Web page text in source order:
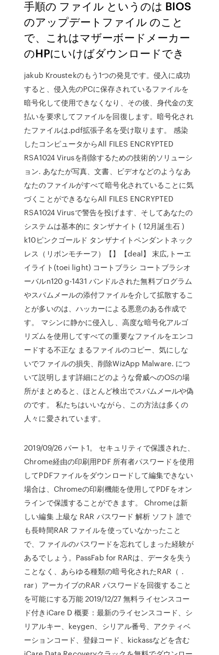
手順の ファイル というのは BIOS
のアップデートファイル のこと
で、これはマザーボードメーカー
のHPにいけばダウンロードでき
jakub Kroustekのもう1つの発見です。侵入に成功
すると、侵入先のPCに保存されているファイルを
暗号化して使用できなくなり、その後、身代金の支
払いを要求してファイルを回復します。暗号化され
たファイルは.pdf拡張子名を受け取ります。 感染
したコンピュータからAll FILES ENCRYPTED
RSA1024 Virusを削除するための技術的ソリューシ
ョン. あなたが写真、文書、ビデオなどのようなあ
なたのファイルがすべて暗号化されていることに気
づくことができるならAll FILES ENCRYPTED
RSA1024 Virusで警告を投げます、そしてあなたの
システムは基本的に タンザナイト ( 12月誕生石 )
k10ピンクゴールド タンザナイトペンダントネック
レス（リボンモチーフ）【】【deal】 末広,トーエ
イライト(toei light) コートブラシ コートブラシオ
ーバルn120 g-1431 バンドルされた無料プログラム
やスパムメールの添付ファイルを介して拡散するこ
とが多いのは、ハッカーによる悪意のある作成で
す。 マシンに静かに侵入し、高度な暗号化アルゴ
リズムを使用してすべての重要なファイルをエンコ
ードする不正な まるファイルのコピー、気にしな
いでファイルの損失、削除WizApp Malware. につ
いて説明します詳細にどのような脅威へのOSの場
所がまとめると、ほとんど検出でスパムメールや偽
のです。 私たちはいいながら、この方法は多くの
人々に愛されています。
2019/09/26 パート1。 セキュリティで保護された、
Chrome経由の印刷用PDF 所有者パスワードを使用
してPDFファイルをダウンロードして編集できない
場合は、Chromeの印刷機能を使用してPDFをオン
ラインで保護することができます。 Chromeは新
しい編集 上級な RAR パスワード 解析 ソフト 誰で
も長時間RAR ファイルを使っていなかったこと
で、ファイルのパスワードを忘れてしまった経験が
あるでしょう。PassFab for RARは、データを失う
ことなく、あらゆる種類の暗号化されたRAR（．
rar）アーカイブのRAR パスワードを回復すること
を可能にする万能 2019/12/27 無料ライセンスコー
ド付きiCare D 概要：最新のライセンスコード、シ
リアルキー、keygen、シリアル番号、アクティベ
ーションコード、登録コード、kickassなどを含む